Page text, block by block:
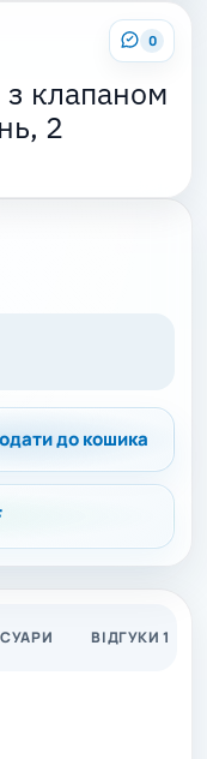
0
клапаном
2
до кошика
ВІДГУКИ 1